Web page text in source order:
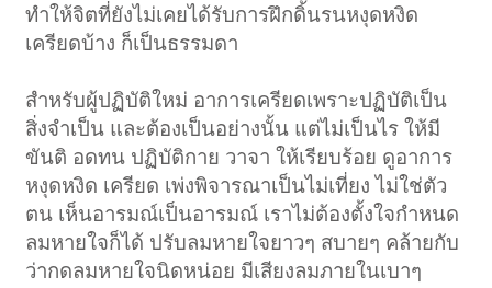
ทำให้จิตที่ยังไม่เคยได้รับการฝึกดิ้นรนหงุดหงิด
เครียดบ้าง ก็เป็นธรรมดา
สำหรับผู้ปฏิบัติใหม่ อาการเครียดเพราะปฏิบัติเป็น
สิ่งจำเป็น และต้องเป็นอย่างนั้น แต่ไม่เป็นไร ให้มี
ขันติ อดทน ปฏิบัติกาย วาจา ให้เรียบร้อย ดูอาการ
หงุดหงิด เครียด เพ่งพิจารณาเป็นไม่เที่ยง ไม่ใช่ตัว
ตน เห็นอารมณ์เป็นอารมณ์ เราไม่ต้องตั้งใจกำหนด
ลมหายใจก็ได้ ปรับลมหายใจยาวๆ สบายๆ คล้ายกับ
ว่ากดลมหายใจนิดหน่อย มีเสียงลมภายในเบาๆ